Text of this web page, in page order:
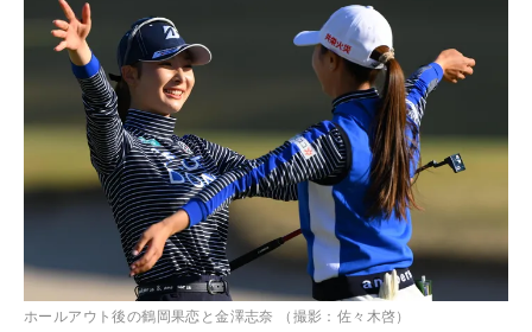
ホールアウト後の鶴岡果恋と金澤志奈 （撮影：佐々木啓）